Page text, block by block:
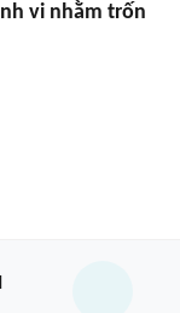
vi nhằm trốn